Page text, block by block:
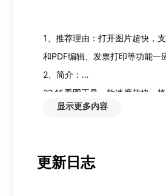
1、推荐理由：打开图片超快，
和PDF编辑、发票打印等功能一
2、简介：
2345看图王是一款速度超快、
PSD/RAW/AI/JP2/SVG/AVIF
特色功能：
显示更多内容
更新日志